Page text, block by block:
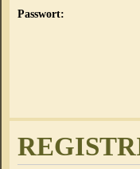
Passwort: